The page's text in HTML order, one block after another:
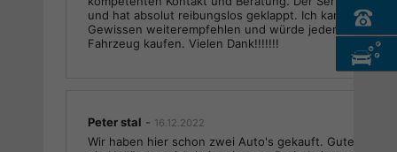
und hat absolut reibungslos geklappt. Ich kann das
Gewissen weiterempfehlen und würde jederzeit dort
Fahrzeug kaufen. Vielen Dank!!!!!!!
Peter stal - 16.12.2022
Wir haben hier schon zwei Auto's gekauft. Gute